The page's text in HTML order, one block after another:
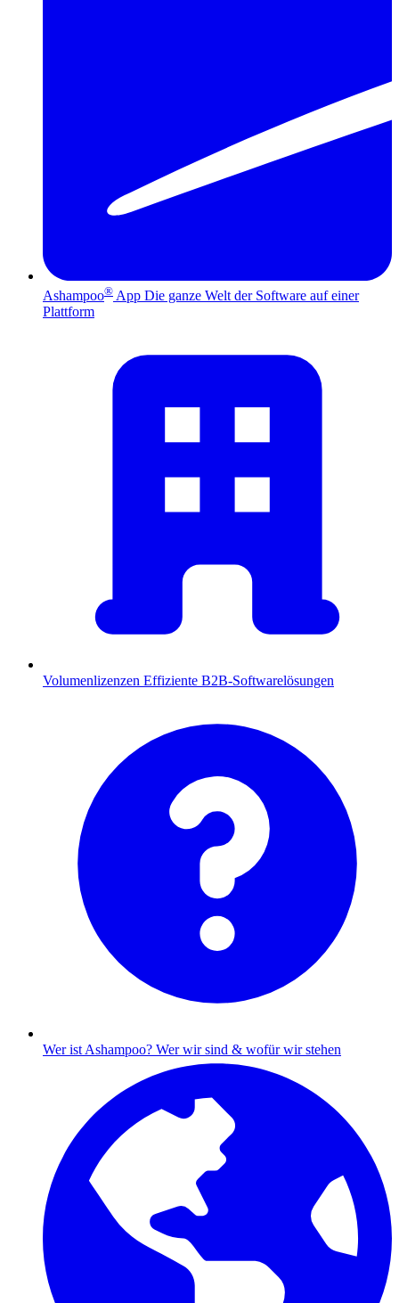
Ashampoo® App Die ganze Welt der Software auf einer
Plattform
Volumenlizenzen Effiziente B2B-Softwarelösungen
Wer ist Ashampoo? Wer wir sind & wofür wir stehen